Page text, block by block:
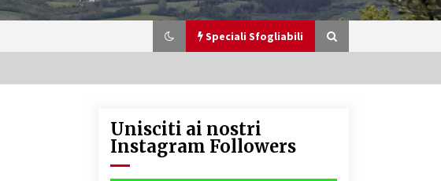
Speciali Sfogliabili
Speciale Vini Rosè Italiani
31/07/2018
Unisciti ai nostri
Instagram Followers